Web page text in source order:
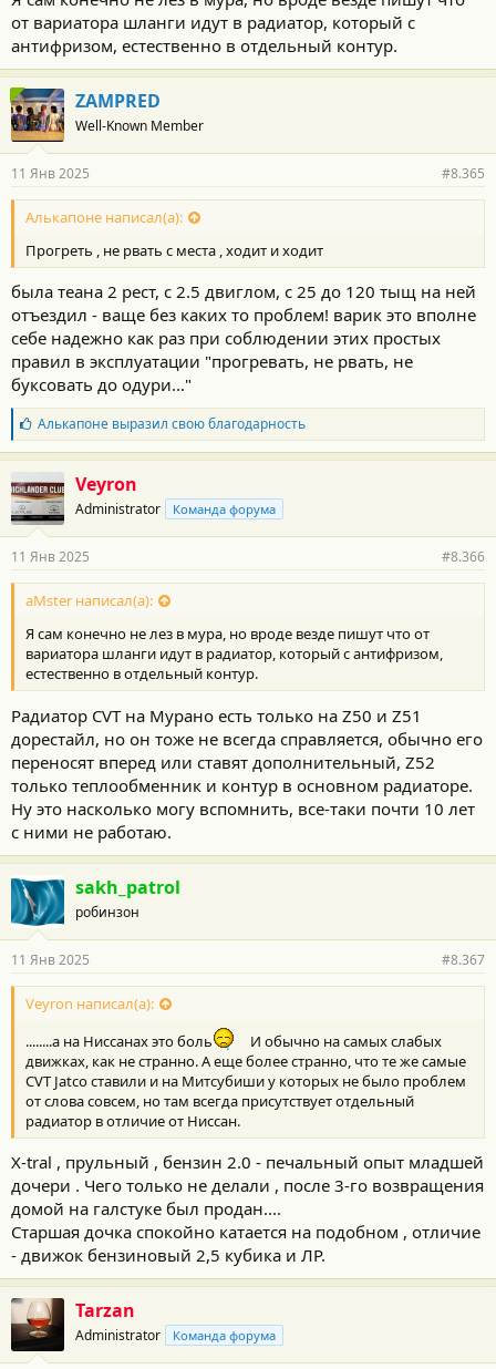
от вариатора шланги идут в радиатор, который с
антифризом, естественно в отдельный контур.
ZAMPRED
Well-Known Member
11 Янв 2025 #8.365
Алькапоне написал(а):
Прогреть , не рвать с места , ходит и ходит
была теана 2 рест, с 2.5 двиглом, с 25 до 120 тыщ на ней
отъездил - ваще без каких то проблем! варик это вполне
себе надежно как раз при соблюдении этих простых
правил в эксплуатации "прогревать, не рвать, не
буксовать до одури..."
Б
л
а
о
д
а
н
о
с
и
:
Алькапоневыразил свою благодарность
Veyron
Administrator Команда форума
11 Янв 2025 #8.366
aMster написал(а):
Я сам конечно не лез в мура, но вроде везде пишут что от
вариатора шланги идут в радиатор, который с антифризом,
естественно в отдельный контур.
Радиатор CVT на Мурано есть только на Z50 и Z51
дорестайл, но он тоже не всегда справляется, обычно его
переносят вперед или ставят дополнительный, Z52
только теплообменник и контур в основном радиаторе.
Ну это насколько могу вспомнить, все-таки почти 10 лет
с ними не работаю.
sakh_patrol
робинзон
11 Янв 2025 #8.367
Veyron написал(а):
........а на Ниссанах это боль
И обычно на самых слабых
движках, как не странно. А еще более странно, что те же самые
CVT Jatco ставили и на Митсубиши у которых не было проблем
от слова совсем, но там всегда присутствует отдельный
радиатор в отличие от Ниссан.
X-tral , прульный , бензин 2.0 - печальный опыт младшей
дочери . Чего только не делали , после 3-го возвращения
домой на галстуке был продан....
Старшая дочка спокойно катается на подобном , отличие
- движок бензиновый 2,5 кубика и ЛР.
Tarzan
Administrator Команда форума